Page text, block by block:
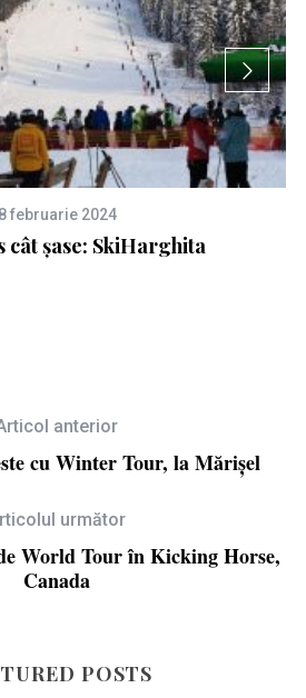
8 februarie 2024
cât șase: SkiHarghita
anterior
cu Winter Tour, la Mărișel
următor
World Tour în Kicking Horse,
Canada
POSTS